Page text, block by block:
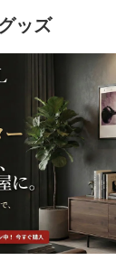
ッズ